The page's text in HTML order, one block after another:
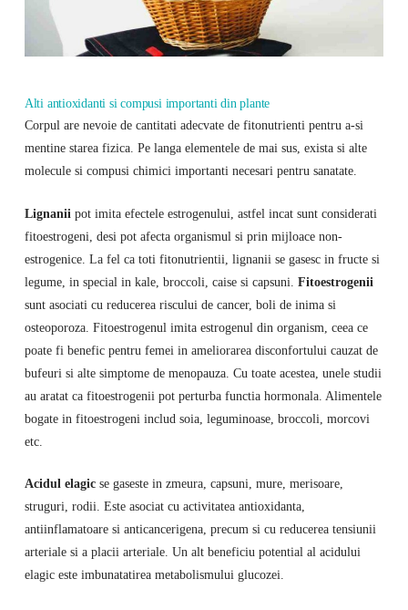
Alti antioxidanti si compusi importanti din plante
Corpul are nevoie de cantitati adecvate de fitonutrienti pentru a-si
mentine starea fizica. Pe langa elementele de mai sus, exista si alte
molecule si compusi chimici importanti necesari pentru sanatate.
Lignanii pot imita efectele estrogenului, astfel incat sunt considerati
fitoestrogeni, desi pot afecta organismul si prin mijloace non-
estrogenice. La fel ca toti fitonutrientii, lignanii se gasesc in fructe si
legume, in special in kale, broccoli, caise si capsuni. Fitoestrogenii
sunt asociati cu reducerea riscului de cancer, boli de inima si
osteoporoza. Fitoestrogenul imita estrogenul din organism, ceea ce
poate fi benefic pentru femei in ameliorarea disconfortului cauzat de
bufeuri si alte simptome de menopauza. Cu toate acestea, unele studii
au aratat ca fitoestrogenii pot perturba functia hormonala. Alimentele
bogate in fitoestrogeni includ soia, leguminoase, broccoli, morcovi
etc.
Acidul elagicse gaseste in zmeura, capsuni, mure, merisoare,
struguri, rodii. Este asociat cu activitatea antioxidanta,
antiinflamatoare si anticancerigena, precum si cu reducerea tensiunii
arteriale si a placii arteriale. Un alt beneficiu potential al acidului
elagic este imbunatatirea metabolismului glucozei.